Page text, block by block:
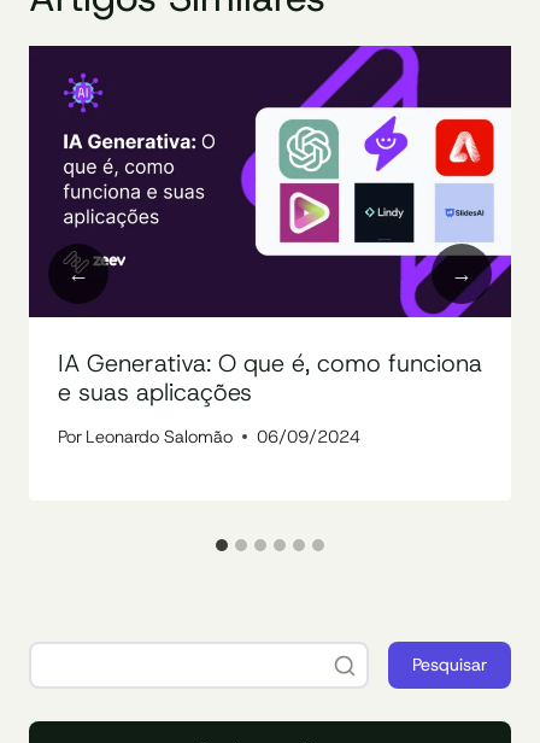
IA Generativa: O que é, como funciona
e suas aplicações
Por Leonardo Salomão 06/09/2024
Pesquisar